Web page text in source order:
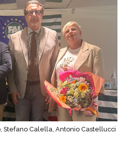
Stefano Calella, Antonio Castellucci